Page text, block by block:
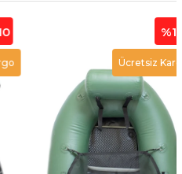
%10
Ücretsiz Kargo